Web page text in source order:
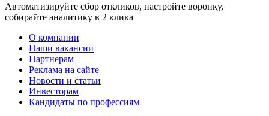
Автоматизируйте сбор откликов, настройте воронку,
собирайте аналитику в 2 клика
О компании
Наши вакансии
Партнерам
Реклама на сайте
Новости и статьи
Инвесторам
Кандидаты по профессиям